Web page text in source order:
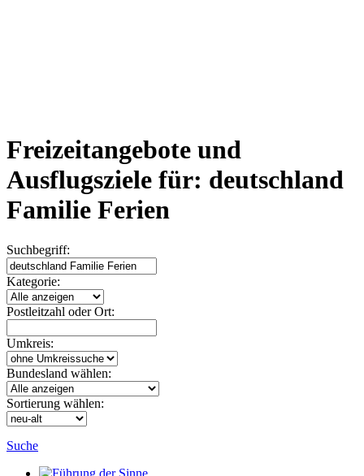
Freizeitangebote und
Ausflugsziele für: deutschland
Familie Ferien
Suchbegriff:
Kategorie:
Postleitzahl oder Ort:
Umkreis:
Bundesland wählen:
Sortierung wählen:
Suche